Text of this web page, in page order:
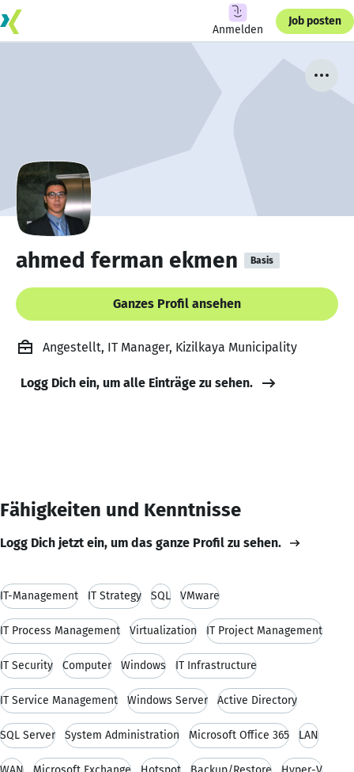
Anmelden
Job posten
ahmed ferman ekmen Basis
Ganzes Profil ansehen
Angestellt, IT Manager, Kizilkaya Municipality
Logg Dich ein, um alle Einträge zu sehen.
Fähigkeiten und Kenntnisse
Logg Dich jetzt ein, um das ganze Profil zu sehen.
IT-Management IT Strategy SQL VMware
IT Process Management Virtualization IT Project Management
IT Security Computer Windows IT Infrastructure
IT Service Management Windows Server Active Directory
SQL Server System Administration Microsoft Office 365 LAN